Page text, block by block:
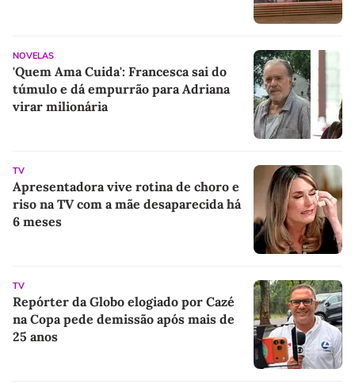
NOVELAS
'Quem Ama Cuida': Francesca sai do
túmulo e dá empurrão para Adriana
virar milionária
TV
Apresentadora vive rotina de choro e
riso na TV com a mãe desaparecida há
6 meses
TV
Repórter da Globo elogiado por Cazé
na Copa pede demissão após mais de
25 anos